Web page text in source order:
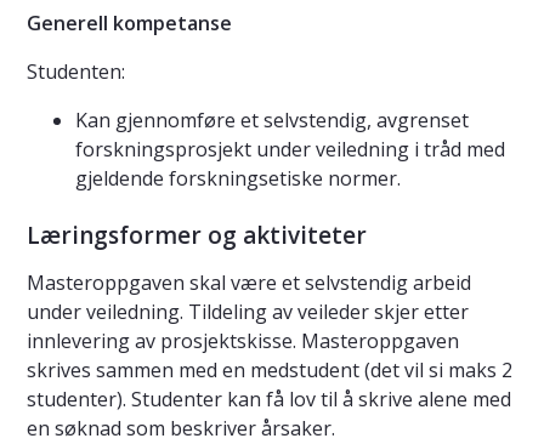
Generell kompetanse
Studenten:
Kan gjennomføre et selvstendig, avgrenset
forskningsprosjekt under veiledning i tråd med
gjeldende forskningsetiske normer.
Læringsformer og aktiviteter
Masteroppgaven skal være et selvstendig arbeid
under veiledning. Tildeling av veileder skjer etter
innlevering av prosjektskisse. Masteroppgaven
skrives sammen med en medstudent (det vil si maks 2
studenter). Studenter kan få lov til å skrive alene med
en søknad som beskriver årsaker.